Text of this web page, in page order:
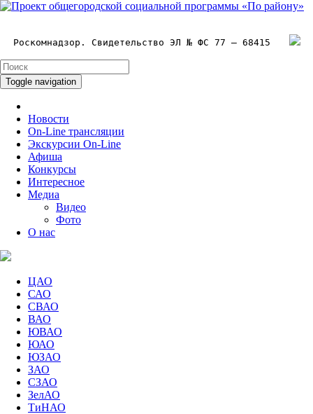
Роскомнадзор. Свидетельство ЭЛ № ФС 77 – 68415
Toggle navigation
Новости
On-Line трансляции
Экскурсии On-Line
Афиша
Конкурсы
Интересное
Медиа
Видео
Фото
О нас
ЦАО
САО
СВАО
ВАО
ЮВАО
ЮАО
ЮЗАО
ЗАО
СЗАО
ЗелАО
ТиНАО